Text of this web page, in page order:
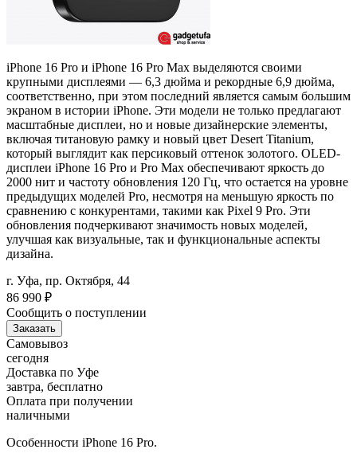
iPhone 16 Pro и iPhone 16 Pro Max выделяются своими
крупными дисплеями — 6,3 дюйма и рекордные 6,9 дюйма,
соответственно, при этом последний является самым большим
экраном в истории iPhone. Эти модели не только предлагают
масштабные дисплеи, но и новые дизайнерские элементы,
включая титановую рамку и новый цвет Desert Titanium,
который выглядит как персиковый оттенок золотого. OLED-
дисплеи iPhone 16 Pro и Pro Max обеспечивают яркость до
2000 нит и частоту обновления 120 Гц, что остается на уровне
предыдущих моделей Pro, несмотря на меньшую яркость по
сравнению с конкурентами, такими как Pixel 9 Pro. Эти
обновления подчеркивают значимость новых моделей,
улучшая как визуальные, так и функциональные аспекты
дизайна.
г. Уфа, пр. Октября, 44
86 990 ₽
Сообщить о поступлении
Заказать
Самовывоз
сегодня
Доставка по Уфе
завтра, бесплатно
Оплата при получении
наличными
Особенности iPhone 16 Pro.